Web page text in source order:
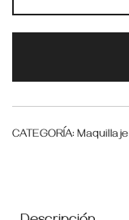
CATEGORÍA: Maquillaje